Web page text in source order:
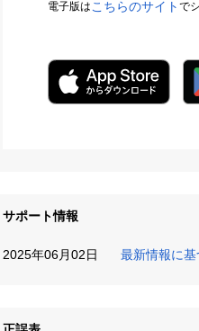
電子版は こちらのサイト で
サポート情報
2025年06月02日 最新情報に